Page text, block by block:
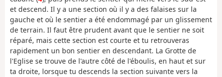
et descend. Il y a une section où il y a des falaises sur la
gauche et où le sentier a été endommagé par un glissement
de terrain. Il faut être prudent avant que le sentier ne soit
réparé, mais cette section est courte et tu retrouveras
rapidement un bon sentier en descendant. La Grotte de
l'Eglise se trouve de l'autre côté de l'éboulis, en haut et sur
ta droite, lorsque tu descends la section suivante vers la